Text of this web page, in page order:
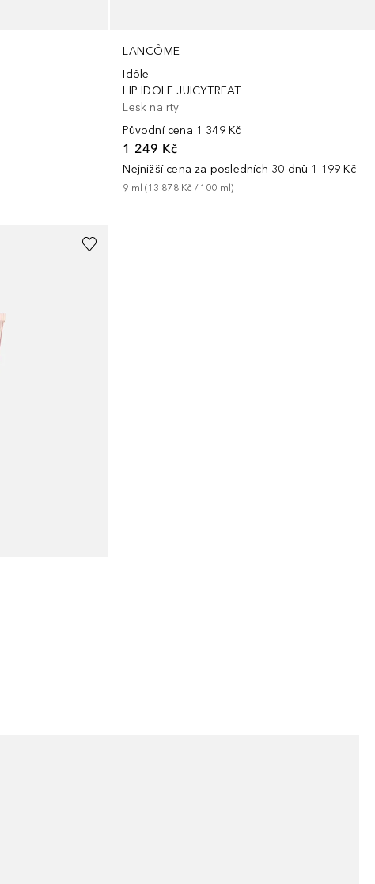
LANCÔME
Idôle
LIP IDOLE JUICYTREAT
Lesk na rty
Původní cena 1 349 Kč
1 249 Kč
Nejnižší cena za posledních 30 dnů 1 199 Kč
9 ml (13 878 Kč / 100 ml)